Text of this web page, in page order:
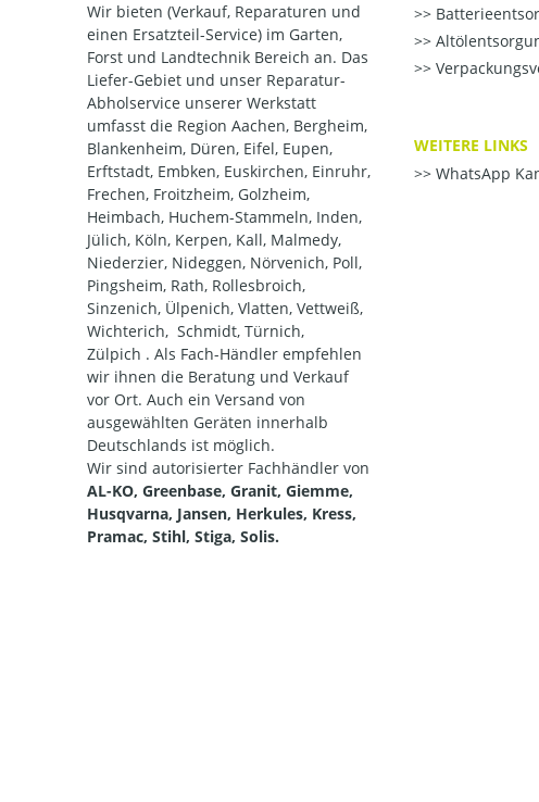
Wir bieten (Verkauf, Reparaturen und
einen Ersatzteil-Service) im Garten,
Forst und Landtechnik Bereich an. Das
Liefer-Gebiet und unser Reparatur-
Abholservice unserer Werkstatt
umfasst die Region Aachen, Bergheim,
Blankenheim, Düren, Eifel, Eupen,
Erftstadt, Embken, Euskirchen, Einruhr,
Frechen, Froitzheim, Golzheim,
Heimbach, Huchem-Stammeln, Inden,
Jülich, Köln, Kerpen, Kall, Malmedy,
Niederzier, Nideggen, Nörvenich, Poll,
Pingsheim, Rath, Rollesbroich,
Sinzenich, Ülpenich, Vlatten, Vettweiß,
Wichterich, Schmidt, Türnich,
Zülpich . Als Fach-Händler empfehlen
wir ihnen die Beratung und Verkauf
vor Ort. Auch ein Versand von
ausgewählten Geräten innerhalb
Deutschlands ist möglich.
Wir sind autorisierter Fachhändler von
AL-KO, Greenbase, Granit, Giemme,
Husqvarna, Jansen, Herkules, Kress,
Pramac, Stihl, Stiga, Solis.
WEITERE LINKS
WhatsApp